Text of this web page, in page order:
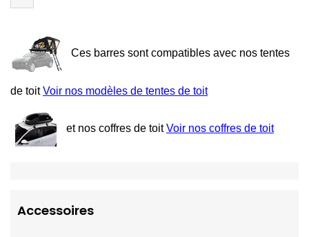
Ces barres sont compatibles avec nos tentes
de toitVoir nos modèles de tentes de toit
et nos coffres de toitVoir nos coffres de toit
Accessoires